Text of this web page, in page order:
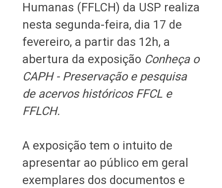
Humanas (FFLCH) da USP realiza
nesta segunda-feira, dia 17 de
fevereiro, a partir das 12h, a
abertura da exposição Conheça o
CAPH - Preservação e pesquisa
de acervos históricos FFCL e
FFLCH.
A exposição tem o intuito de
apresentar ao público em geral
exemplares dos documentos e